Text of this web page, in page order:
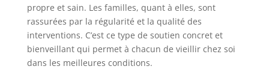
propre et sain. Les familles, quant à elles, sont
rassurées par la régularité et la qualité des
interventions. C’est ce type de soutien concret et
bienveillant qui permet à chacun de vieillir chez soi
dans les meilleures conditions.